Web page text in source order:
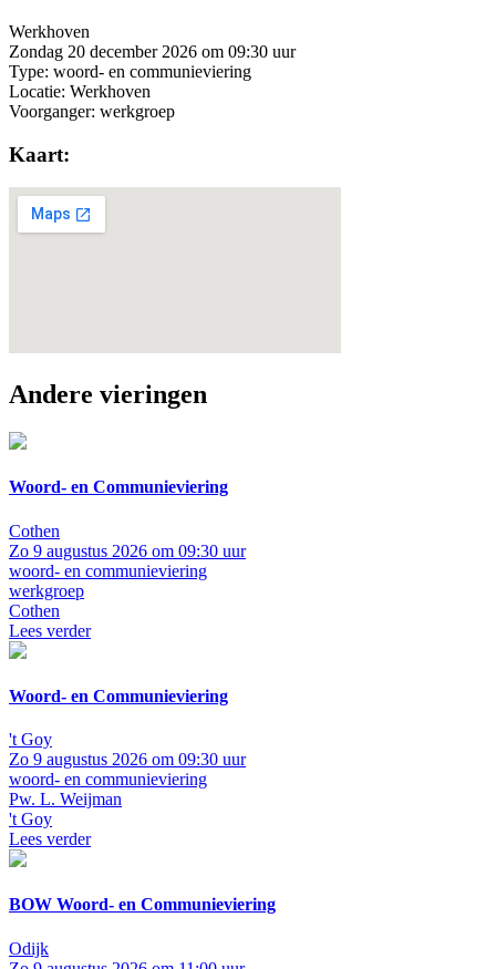
Werkhoven
Zondag 20 december 2026 om 09:30 uur
Type: woord- en communieviering
Locatie: Werkhoven
Voorganger: werkgroep
Kaart:
Andere vieringen
Woord- en Communieviering
Cothen
Zo 9 augustus 2026 om 09:30 uur
woord- en communieviering
werkgroep
Cothen
Lees verder
Woord- en Communieviering
't Goy
Zo 9 augustus 2026 om 09:30 uur
woord- en communieviering
Pw. L. Weijman
't Goy
Lees verder
BOW Woord- en Communieviering
Odijk